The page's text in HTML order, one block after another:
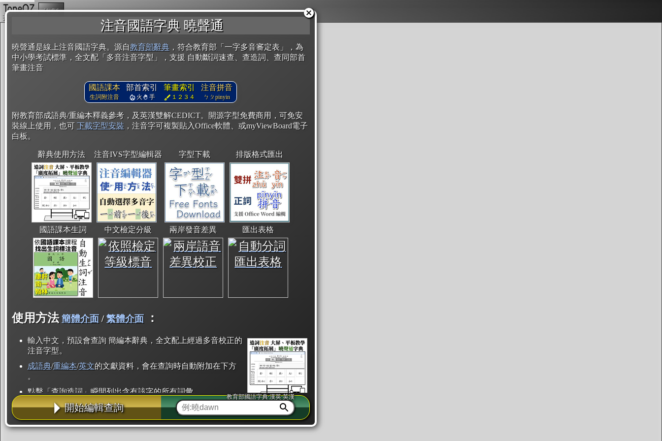
注音國語字典 曉聲通
曉聲通是線上注音國語字典。源自教育部辭典 ，符合教育部「一字多音審定表」，為
中小學考試標準，全文配「多音注音字型」，支援 自動斷詞速查、查造詞、查同部首
筆畫注音
國語課本
生詞附注音
部首索引
火 手
筆畫索引
１２３４
注音拼音
ㄅㄆpinyin
附教育部成語典/重編本釋義參考，及英漢雙解CEDICT。開源字型免費商用，可免安
裝線上使用，也可 下載字型安裝 ，注音字可複製貼入Office軟體、或myViewBoard電子
白板。
辭典使用方法 注音IVS字型編輯器 字型下載 排版格式匯出
國語課本生詞 中文檢定分級 兩岸發音差異 匯出表格
使用方法 簡體介面/繁體介面 ：
輸入中文，預設會查詢 簡編本辭典，全文配上經過多音校正的
注音字型。
成語典/重編本/英文的文獻資料，會在查詢時自動附加在下方
。
點擊「查詢造詞」瞬間列出含有該字的所有詞彙。
點「部首」瞬間列出所有「同部首字」。也支援查詢「同注音」或「同筆畫」。
辭典解釋的全文都經過自動斷詞，點擊便可瞬間「連續查詢」此字詞的解釋，不
用手動重複輸入。
開始編輯查詢
教育部國語字典·漢英·英漢
複製